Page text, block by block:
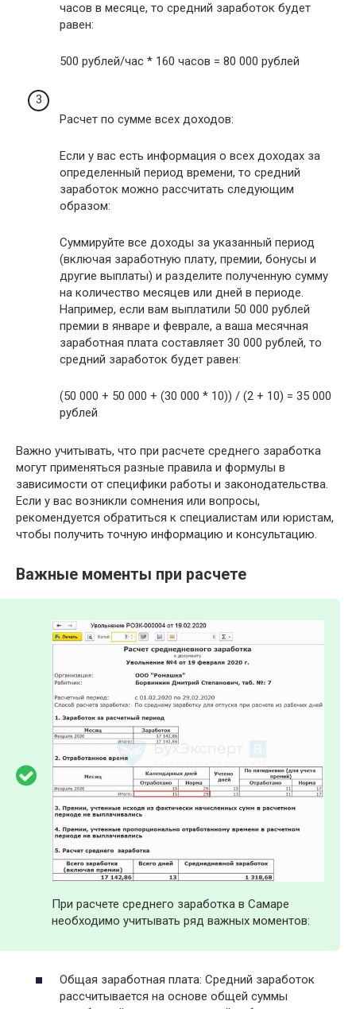
часов в месяце, то средний заработок будет
равен:
500 рублей/час * 160 часов = 80 000 рублей
Расчет по сумме всех доходов:
Если у вас есть информация о всех доходах за
определенный период времени, то средний
заработок можно рассчитать следующим
образом:
Суммируйте все доходы за указанный период
(включая заработную плату, премии, бонусы и
другие выплаты) и разделите полученную сумму
на количество месяцев или дней в периоде.
Например, если вам выплатили 50 000 рублей
премии в январе и феврале, а ваша месячная
заработная плата составляет 30 000 рублей, то
средний заработок будет равен:
(50 000 + 50 000 + (30 000 * 10)) / (2 + 10) = 35 000
рублей
Важно учитывать, что при расчете среднего заработка
могут применяться разные правила и формулы в
зависимости от специфики работы и законодательства.
Если у вас возникли сомнения или вопросы,
рекомендуется обратиться к специалистам или юристам,
чтобы получить точную информацию и консультацию.
Важные моменты при расчете
При расчете среднего заработка в Самаре
необходимо учитывать ряд важных моментов:
Общая заработная плата: Средний заработок
рассчитывается на основе общей суммы